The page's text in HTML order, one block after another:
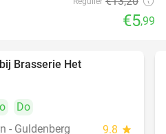
€5,99
Brasserie Het
Do
- Guldenberg
9.8 star